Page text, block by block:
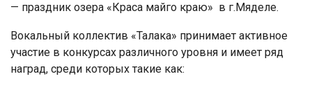
— праздник озера «Краса майго краю» в г.Мяделе.
Вокальный коллектив «Талака» принимает активное
участие в конкурсах различного уровня и имеет ряд
наград, среди которых такие как: